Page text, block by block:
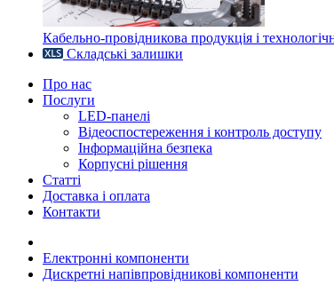
Кабельно-провідникова продукція і
Складські залишки
Про нас
Послуги
LED-панелі
Відеоспостереження і контроль доступу
Інформаційна безпека
Корпусні рішення
Статті
Доставка і оплата
Контакти
Електронні компоненти
Дискретні напівпровідникові компоненти